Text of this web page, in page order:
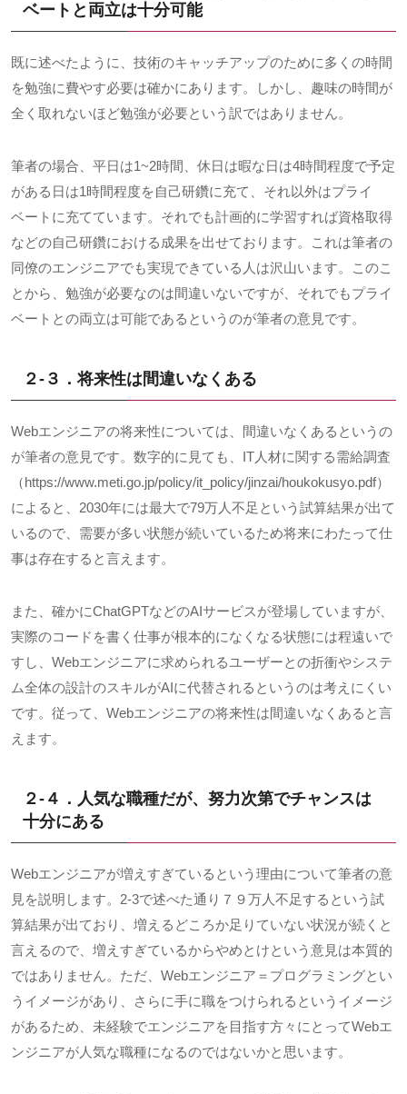
ベートと両立は十分可能
既に述べたように、技術のキャッチアップのために多くの時間
を勉強に費やす必要は確かにあります。しかし、趣味の時間が
全く取れないほど勉強が必要という訳ではありません。
筆者の場合、平日は1~2時間、休日は暇な日は4時間程度で予定
がある日は1時間程度を自己研鑽に充て、それ以外はプライ
ベートに充てています。それでも計画的に学習すれば資格取得
などの自己研鑽における成果を出せております。これは筆者の
同僚のエンジニアでも実現できている人は沢山います。このこ
とから、勉強が必要なのは間違いないですが、それでもプライ
ベートとの両立は可能であるというのが筆者の意見です。
２-３．将来性は間違いなくある
Webエンジニアの将来性については、間違いなくあるというの
が筆者の意見です。数字的に見ても、
IT人材に関する需給調査
（ https://www.meti.go.jp/policy/it_policy/jinzai/houkokusyo.pdf）
によると、 2030年には最大で79万人不足という試算結果が出て
いるので、需要が多い状態が続いているため将来にわたって仕
事は存在すると言えます。
また、確かにChatGPTなどのAI サービスが登場していますが、
実際のコードを書く仕事が根本的になくなる状態には程遠いで
すし、 Webエンジニアに求められるユーザーとの折衝やシステ
ム全体の設計のスキルがAI に代替されるというのは考えにくい
です。従って、 Webエンジニアの将来性は間違いなくあると言
えます。
２-４．人気な職種だが、努力次第でチャンスは
十分にある
Webエンジニアが増えすぎているという理由について筆者の意
見を説明します。2-3で述べた通り７９万人不足するという試
算結果が出ており、増えるどころか足りていない状況が続くと
言えるので、増えすぎているからやめとけという意見は本質的
ではありません。ただ、 Webエンジニア＝プログラミングとい
うイメージがあり、さらに手に職をつけられるというイメージ
があるため、未経験でエンジニアを目指す方々にとってWebエ
ンジニアが人気な職種になるのではないかと思います。